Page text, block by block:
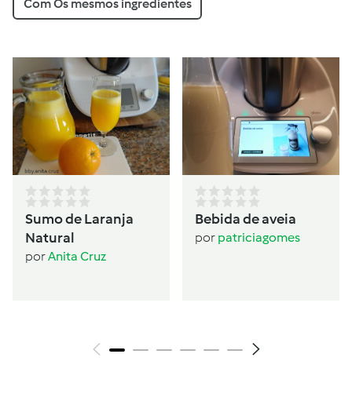
Com Os mesmos ingredientes
Sumo de Laranja
Natural
porAnita Cruz
Bebida de aveia
por patriciagomes